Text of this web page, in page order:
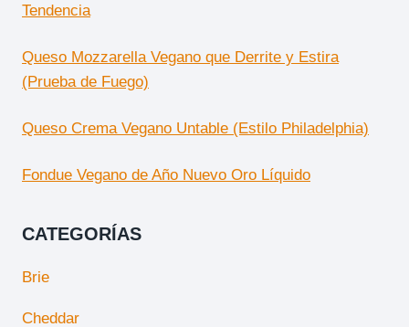
Tendencia
Queso Mozzarella Vegano que Derrite y Estira
(Prueba de Fuego)
Queso Crema Vegano Untable (Estilo Philadelphia)
Fondue Vegano de Año Nuevo Oro Líquido
CATEGORÍAS
Brie
Cheddar